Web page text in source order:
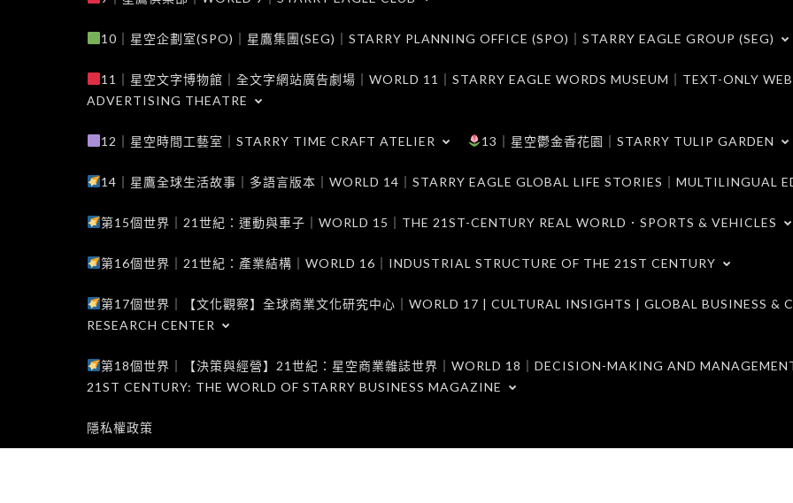
10｜星空企劃室(SPO)｜星鷹集團(SEG)｜STARRY PLANNING OFFICE (SPO)｜STARRY EAGLE GROUP (SEG)
11｜星空文字博物館｜全文字網站廣告劇場｜WORLD 11｜STARRY EAGLE WORDS MUSEUM｜TEXT-ONLY
ADVERTISING THEATRE
12｜星空時間工藝室｜STARRY TIME CRAFT ATELIER 13｜星空鬱金香花園｜STARRY TULIP GARDEN
14｜星鷹全球生活故事｜多語言版本｜WORLD 14｜STARRY EAGLE GLOBAL LIFE STORIES｜MULTILINGUAL
第15個世界｜21世紀：運動與車子｜WORLD 15｜THE 21ST-CENTURY REAL WORLD．SPORTS & VEHICLES
第16個世界｜21世紀：產業結構｜WORLD 16｜INDUSTRIAL STRUCTURE OF THE 21ST CENTURY
第17個世界｜【文化觀察】全球商業文化研究中心｜WORLD 17 | CULTURAL INSIGHTS | GLOBAL BUSINESS &
RESEARCH CENTER
第18個世界｜【決策與經營】21世紀：星空商業雜誌世界｜WORLD 18｜DECISION-MAKING AND
21ST CENTURY: THE WORLD OF STARRY BUSINESS MAGAZINE
隱私權政策